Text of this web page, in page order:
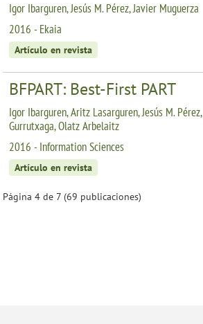
Igor Ibarguren, Jesús M. Pérez, Javier Muguerza
2016 - Ekaia
Artículo en revista
BFPART: Best-First PART
Igor Ibarguren, Aritz Lasarguren, Jesús M.
Gurrutxaga, Olatz Arbelaitz
2016 - Information Sciences
Artículo en revista
Página 4 de 7 (69 publicaciones)